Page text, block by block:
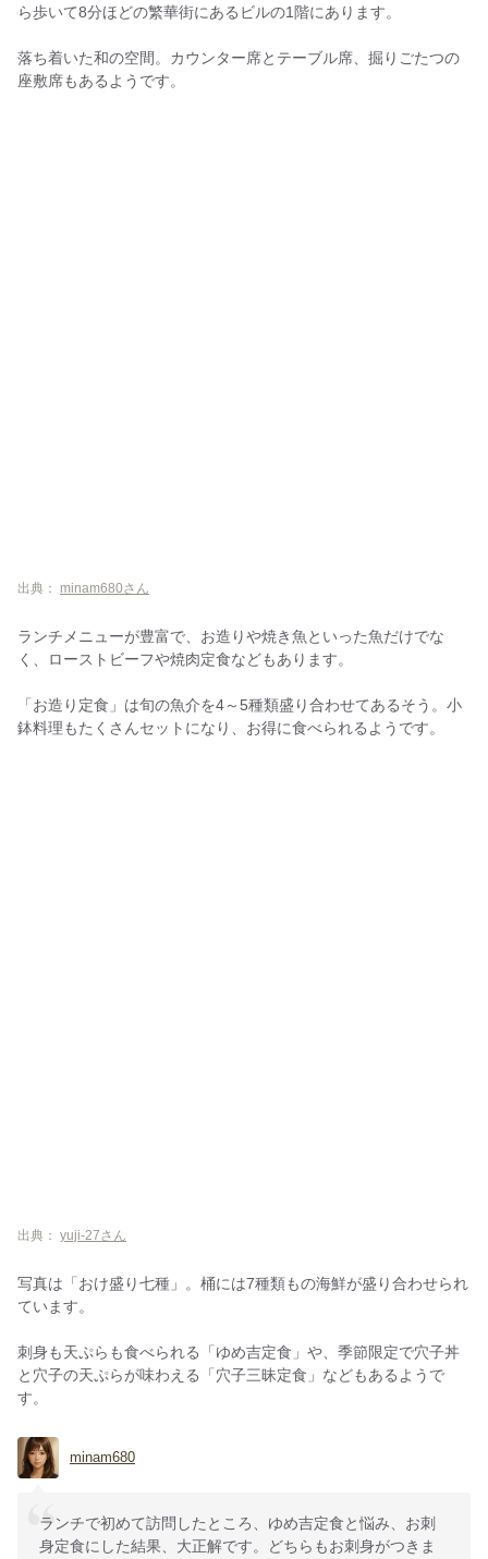
ら歩いて8分ほどの繁華街にあるビルの1階にあります。
落ち着いた和の空間。カウンター席とテーブル席、掘りごたつの
座敷席もあるようです。
出典： minam680さん
ランチメニューが豊富で、お造りや焼き魚といった魚だけでな
く、ローストビーフや焼肉定食などもあります。
「お造り定食」は旬の魚介を4～5種類盛り合わせてあるそう。小
鉢料理もたくさんセットになり、お得に食べられるようです。
出典： yuji-27さん
写真は「おけ盛り七種」。桶には7種類もの海鮮が盛り合わせられ
ています。
刺身も天ぷらも食べられる「ゆめ吉定食」や、季節限定で穴子丼
と穴子の天ぷらが味わえる「穴子三昧定食」などもあるようで
す。
minam680
ランチで初めて訪問したところ、ゆめ吉定食と悩み、お刺
身定食にした結果、大正解です。どちらもお刺身がつきま